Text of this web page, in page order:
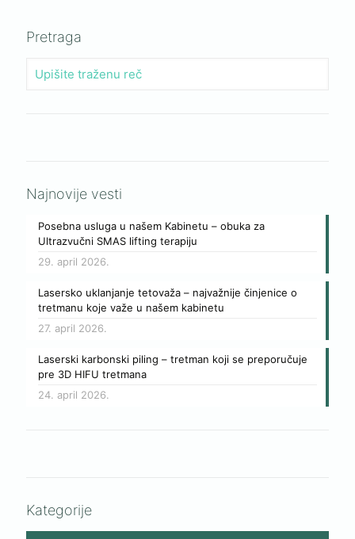
Pretraga
Najnovije vesti
Posebna usluga u našem Kabinetu – obuka za
Ultrazvučni SMAS lifting terapiju
29. april 2026.
Lasersko uklanjanje tetovaža – najvažnije činjenice o
tretmanu koje važe u našem kabinetu
27. april 2026.
Laserski karbonski piling – tretman koji se preporučuje
pre 3D HIFU tretmana
24. april 2026.
Kategorije